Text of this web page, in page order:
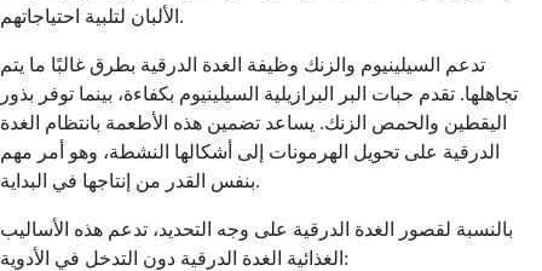
الألبان لتلبية احتياجاتهم.
تدعم السيلينيوم والزنك وظيفة الغدة الدرقية بطرق غالبًا ما يتم
تجاهلها. تقدم حبات البر البرازيلية السيلينيوم بكفاءة، بينما توفر بذور
اليقطين والحمص الزنك. يساعد تضمين هذه الأطعمة بانتظام الغدة
الدرقية على تحويل الهرمونات إلى أشكالها النشطة، وهو أمر مهم
بنفس القدر من إنتاجها في البداية.
بالنسبة لقصور الغدة الدرقية على وجه التحديد، تدعم هذه الأساليب
الغذائية الغدة الدرقية دون التدخل في الأدوية: